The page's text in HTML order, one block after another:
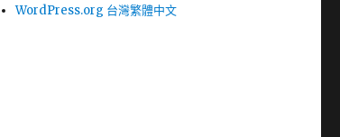
WordPress.org 台灣繁體中文